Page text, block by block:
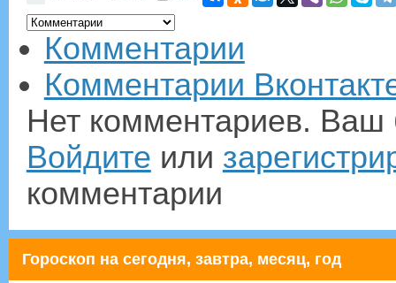
Комментарии
Комментарии
Нет комментариев. Ваш
Войдите или
комментарии
Гороскоп на сегодня, завтра, месяц, год